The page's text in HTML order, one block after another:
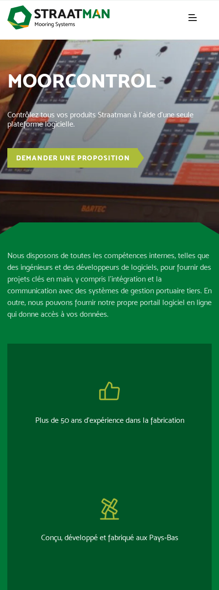
MOORCONTROL
Contrôlez tous vos produits Straatman à l'aide d'une seule
plateforme logicielle.
DEMANDER UNE PROPOSITION
Nous disposons de toutes les compétences internes, telles que
des ingénieurs et des développeurs de logiciels, pour fournir des
projets clés en main, y compris l’intégration et la
communication avec des systèmes de gestion portuaire tiers. En
outre, nous pouvons fournir notre propre portail logiciel en ligne
qui donne accès à vos données.
Plus de 50 ans d’expérience dans la fabrication
Conçu, développé et fabriqué aux Pays‑Bas